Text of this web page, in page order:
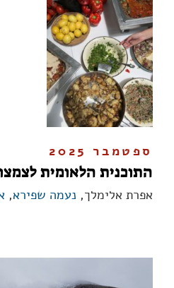
ספטמבר 2025
התוכנית הלאומית
אפרת אלימלך, נעמה שפירא,